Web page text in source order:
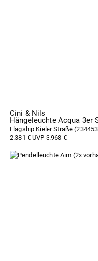
Cini & Nils
Hängeleuchte Acqua 3er
Flagship Kieler Straße (
2.381 €UVP 3.968 €